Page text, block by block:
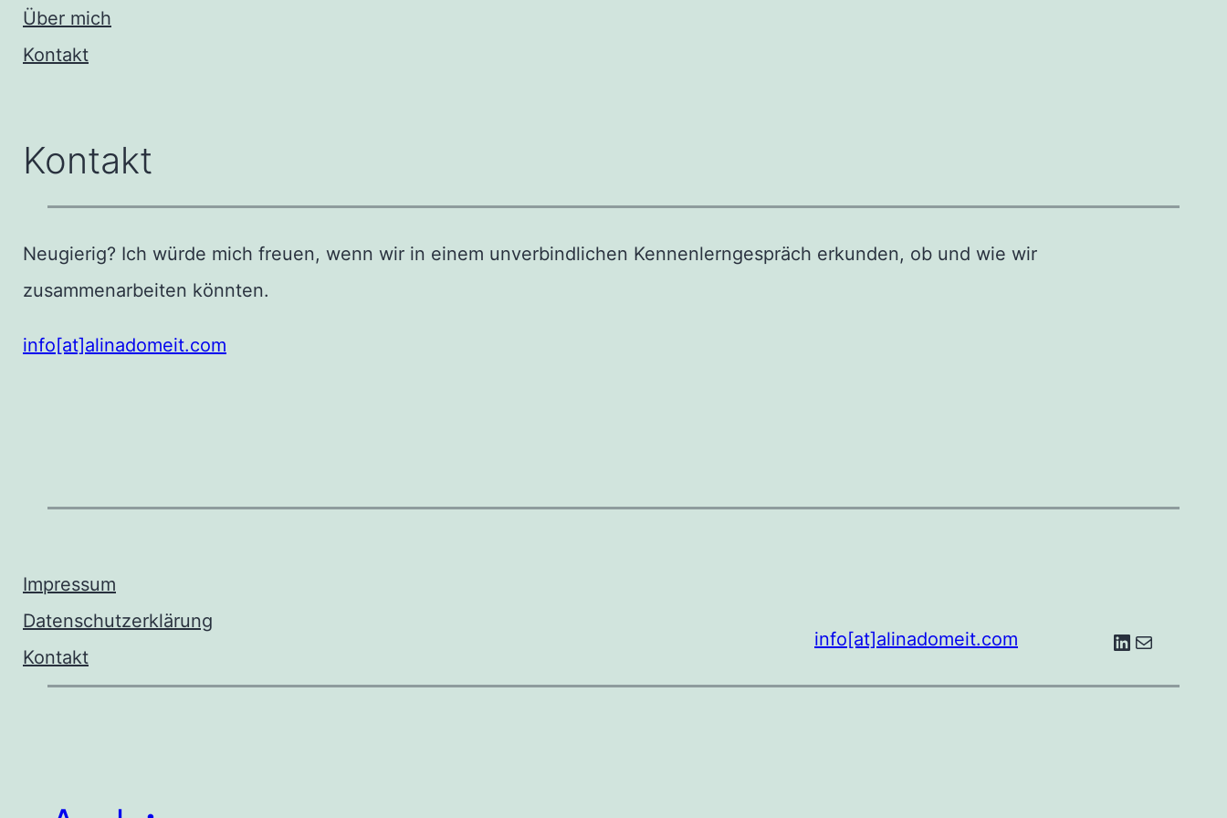
Über mich
Kontakt
Kontakt
Neugierig? Ich würde mich freuen, wenn wir in einem unverbindlichen Kennenlerngespräch erkunden, ob und wie wir
zusammenarbeiten könnten.
info[at]alinadomeit.com
Impressum
Datenschutzerklärung
Kontakt
info[at]alinadomeit.com LinkedIn E-Mail